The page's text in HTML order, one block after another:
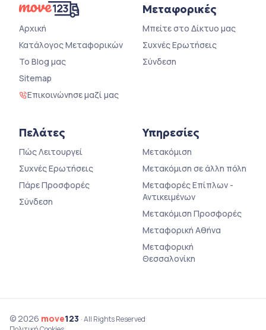
Αρχική
Κατάλογος Μεταφορικών
Το Blog μας
Sitemap
Επικοινώνησε μαζί μας
Μεταφορικές
Μπείτε στο Δίκτυο μας
Συχνές Ερωτήσεις
Σύνδεση
Πελάτες
Πώς Λειτουργεί
Συχνές Ερωτήσεις
Πάρε Προσφορές
Σύνδεση
Υπηρεσίες
Μετακόμιση
Μετακόμιση σε άλλη πόλη
Μεταφορές Επίπλων -
Αντικειμένων
Μετακόμιση Προσφορές
Μεταφορική Αθήνα
Μεταφορική
Θεσσαλονίκη
© 2026 move123 · All Rights Reserved